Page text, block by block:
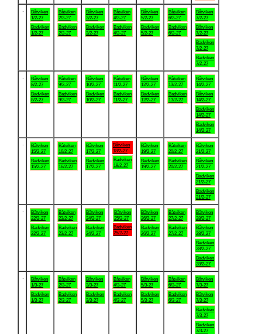
Båtviken
1/2-27
Badviken
1/2-27
Båtviken
2/2-27
Badviken
2/2-27
Båtviken
3/2-27
Badviken
3/2-27
Båtviken
4/2-27
Badviken
4/2-27
Båtviken
5/2-27
Badviken
5/2-27
Båtviken
6/2-27
Badviken
6/2-27
Båtviken
7/2-27
Båtviken
7/2-27
Badviken
7/2-27
Badviken
7/2-27
Båtviken
8/2-27
Badviken
8/2-27
Båtviken
9/2-27
Badviken
9/2-27
Båtviken
10/2-27
Badviken
10/2-27
Båtviken
11/2-27
Badviken
11/2-27
Båtviken
12/2-27
Badviken
12/2-27
Båtviken
13/2-27
Badviken
13/2-27
Båtviken
14/2-27
Båtviken
14/2-27
Badviken
14/2-27
Badviken
14/2-27
Båtviken
15/2-27
Badviken
15/2-27
Båtviken
16/2-27
Badviken
16/2-27
Båtviken
17/2-27
Badviken
17/2-27
Båtviken
18/2-27
Badviken
18/2-27
Båtviken
19/2-27
Badviken
19/2-27
Båtviken
20/2-27
Badviken
20/2-27
Båtviken
21/2-27
Båtviken
21/2-27
Badviken
21/2-27
Badviken
21/2-27
Båtviken
22/2-27
Badviken
22/2-27
Båtviken
23/2-27
Badviken
23/2-27
Båtviken
24/2-27
Badviken
24/2-27
Båtviken
25/2-27
Badviken
25/2-27
Båtviken
26/2-27
Badviken
26/2-27
Båtviken
27/2-27
Badviken
27/2-27
Båtviken
28/2-27
Båtviken
28/2-27
Badviken
28/2-27
Badviken
28/2-27
Båtviken
1/3-27
Badviken
1/3-27
Båtviken
2/3-27
Badviken
2/3-27
Båtviken
3/3-27
Badviken
3/3-27
Båtviken
4/3-27
Badviken
4/3-27
Båtviken
5/3-27
Badviken
5/3-27
Båtviken
6/3-27
Badviken
6/3-27
Båtviken
7/3-27
Båtviken
7/3-27
Badviken
7/3-27
Badviken
7/3-27